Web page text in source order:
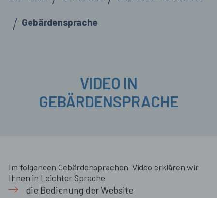
Gebärdensprache
VIDEO IN
GEBÄRDENSPRACHE
Im folgenden Gebärdensprachen-Video erklären wir
Ihnen in Leichter Sprache
die Bedienung der Website